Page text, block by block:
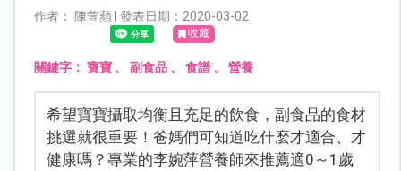
作者： 陳萱蘋 | 發表日期：2020-03-02
收藏
關鍵字： 寶寶、 副食品、 食譜、 營養
希望寶寶攝取均衡且充足的飲食，副食品的食材
挑選就很重要！爸媽們可知道吃什麼才適合、才
健康嗎？專業的李婉萍營養師來推薦適0～1歲